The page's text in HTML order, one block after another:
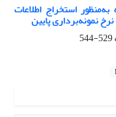
استخراج اطلاعات
529-544